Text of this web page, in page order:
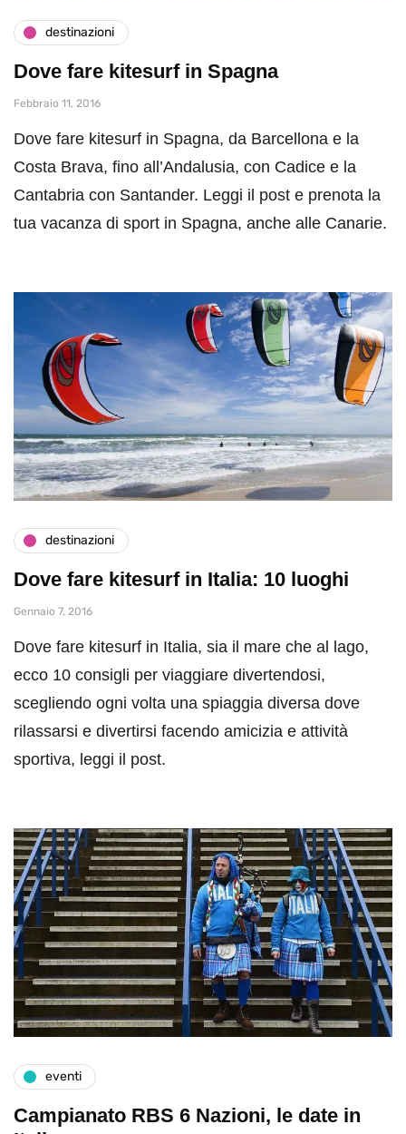
destinazioni
Dove fare kitesurf in Spagna
Febbraio 11, 2016
Dove fare kitesurf in Spagna, da Barcellona e la
Costa Brava, fino all’Andalusia, con Cadice e la
Cantabria con Santander. Leggi il post e prenota la
tua vacanza di sport in Spagna, anche alle Canarie.
destinazioni
Dove fare kitesurf in Italia: 10 luoghi
Gennaio 7, 2016
Dove fare kitesurf in Italia, sia il mare che al lago,
ecco 10 consigli per viaggiare divertendosi,
scegliendo ogni volta una spiaggia diversa dove
rilassarsi e divertirsi facendo amicizia e attività
sportiva, leggi il post.
eventi
Campianato RBS 6 Nazioni, le date in